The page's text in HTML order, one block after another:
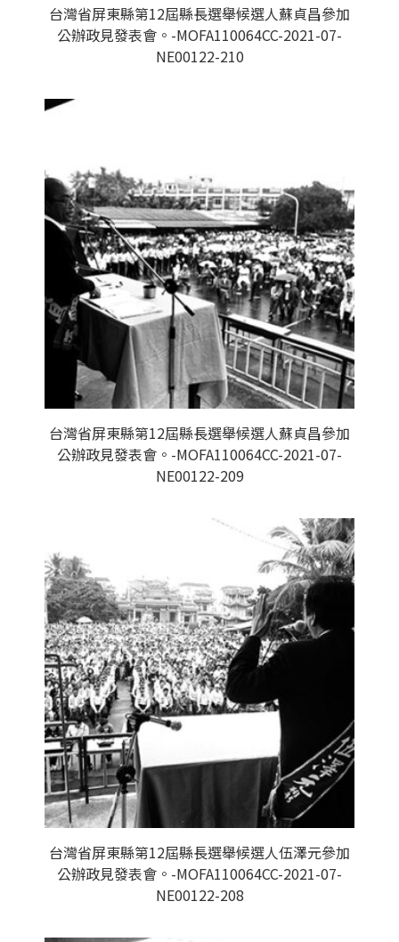
台灣省屏東縣第12屆縣長選舉候選人蘇貞昌參加
公辦政見發表會。-MOFA110064CC-2021-07-
NE00122-210
台灣省屏東縣第12屆縣長選舉候選人蘇貞昌參加
公辦政見發表會。-MOFA110064CC-2021-07-
NE00122-209
台灣省屏東縣第12屆縣長選舉候選人伍澤元參加
公辦政見發表會。-MOFA110064CC-2021-07-
NE00122-208